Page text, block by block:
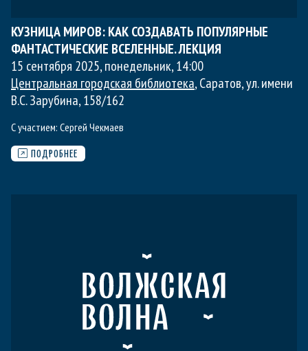
КУЗНИЦА МИРОВ: КАК СОЗДАВАТЬ ПОПУЛЯРНЫЕ
ФАНТАСТИЧЕСКИЕ ВСЕЛЕННЫЕ. ЛЕКЦИЯ
15 сентября 2025, понедельник,14:00
Центральная городская библиотека, Саратов, ул. имени
В.С. Зарубина, 158/162
С участием: Сергей Чекмаев
ПОДРОБНЕЕ